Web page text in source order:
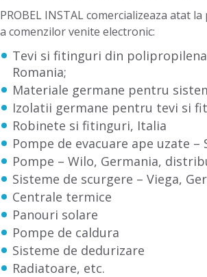
PROBEL INSTAL comercializeaza atat
a comenzilor venite electronic:
Tevi si fitinguri din
Romania;
Materiale germane pentru
Izolatii germane pentru tevi si
Robinete si fitinguri, Italia
Pompe de evacuare ape uzate
Pompe – Wilo, Germania,
Sisteme de scurgere – Viega,
Centrale termice
Panouri solare
Pompe de caldura
Sisteme de dedurizare
Radiatoare, etc.